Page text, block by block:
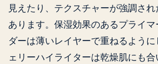
見えたり、テクスチャーが強調さ
あります。保湿効果のあるプライ
ダーは薄いレイヤーで重ねるよう
ェリーハイライターは乾燥肌にも